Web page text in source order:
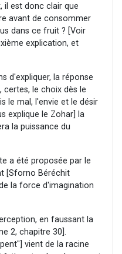
il est donc clair que
avant de consommer
dans ce fruit ? [Voir
explication, et
d'expliquer, la réponse
certes, le choix dès le
le mal, l'envie et le désir
explique le Zohar] la
la puissance du
a été proposée par le
[Sforno Béréchit
la force d'imagination
en faussant la
2, chapitre 30].
vient de la racine